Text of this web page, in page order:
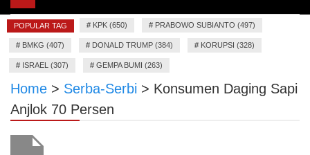
navigation
POPULAR TAG # KPK (650) # PRABOWO SUBIANTO (497)
# BMKG (407) # DONALD TRUMP (384) # KORUPSI (328)
# ISRAEL (307) # GEMPA BUMI (263)
Home > Serba-Serbi > Konsumen Daging Sapi
Anjlok 70 Persen